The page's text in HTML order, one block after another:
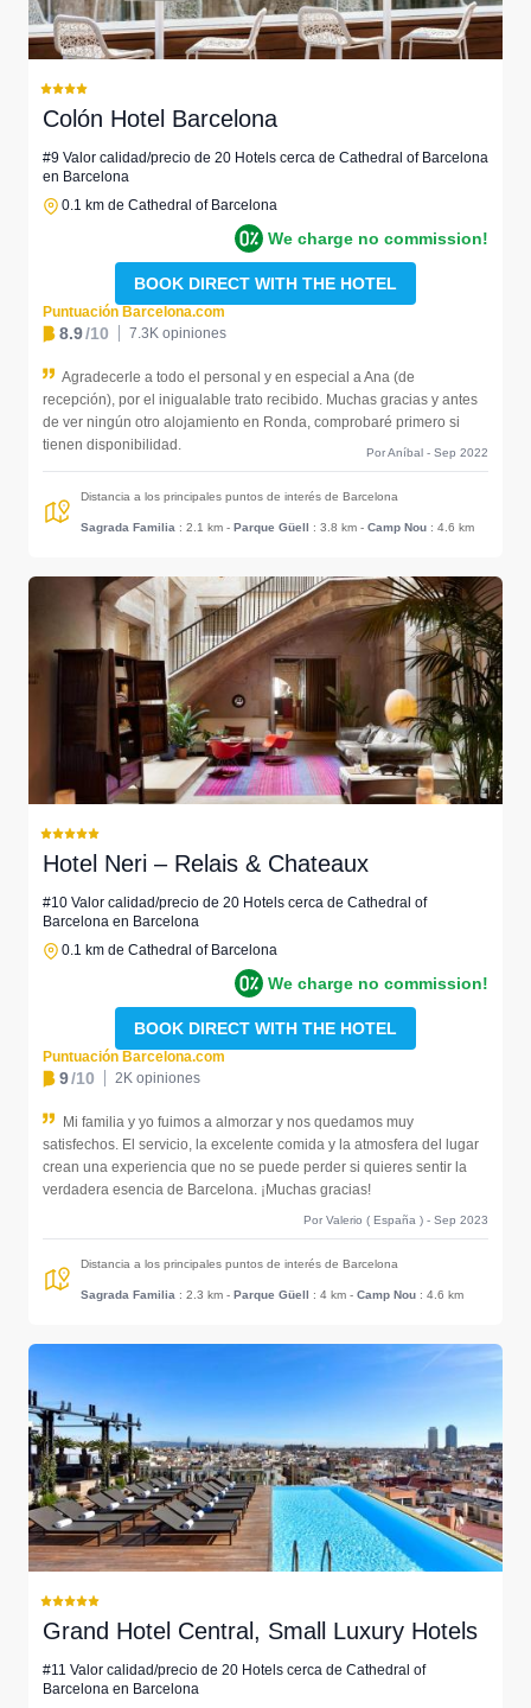
Colón Hotel Barcelona
#9 Valor calidad/precio de 20 Hotels cerca de Cathedral of Barcelona
en Barcelona
0.1 km de Cathedral of Barcelona
We charge no commission!
BOOK DIRECT WITH THE HOTEL
Puntuación Barcelona.com
8.9/10 7.3K opiniones
Agradecerle a todo el personal y en especial a Ana (de
recepción), por el inigualable trato recibido. Muchas gracias y antes
de ver ningún otro alojamiento en Ronda, comprobaré primero si
tienen disponibilidad.
Por Aníbal - Sep 2022
Distancia a los principales puntos de interés de Barcelona
Sagrada Familia : 2.1 km - Parque Güell : 3.8 km - Camp Nou : 4.6 km
Hotel Neri – Relais & Chateaux
#10 Valor calidad/precio de 20 Hotels cerca de Cathedral of
Barcelona en Barcelona
0.1 km de Cathedral of Barcelona
We charge no commission!
BOOK DIRECT WITH THE HOTEL
Puntuación Barcelona.com
9/10 2K opiniones
Mi familia y yo fuimos a almorzar y nos quedamos muy
satisfechos. El servicio, la excelente comida y la atmosfera del lugar
crean una experiencia que no se puede perder si quieres sentir la
verdadera esencia de Barcelona. ¡Muchas gracias!
Por Valerio ( España ) - Sep 2023
Distancia a los principales puntos de interés de Barcelona
Sagrada Familia : 2.3 km - Parque Güell : 4 km - Camp Nou : 4.6 km
Grand Hotel Central, Small Luxury Hotels
#11 Valor calidad/precio de 20 Hotels cerca de Cathedral of
Barcelona en Barcelona